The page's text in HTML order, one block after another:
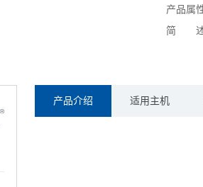
产品属
简 述
产品介绍 适用主机